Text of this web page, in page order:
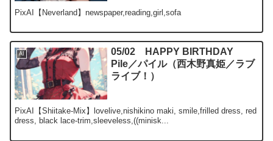
PixAI【Neverland】newspaper,reading,girl,sofa
AI
05/02 HAPPY BIRTHDAY
Pile／パイル（西木野真姫／ラブ
ライブ！）
PixAI【Shiitake-Mix】lovelive,nishikino maki, smile,frilled dress, red
dress, black lace-trim,sleeveless,((minisk...